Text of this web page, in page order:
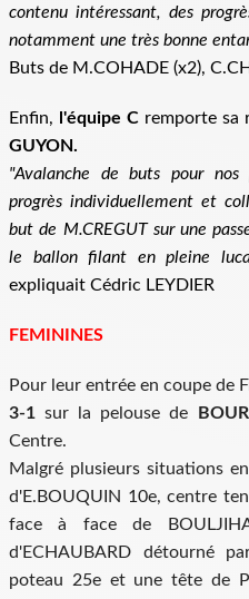
contenu intéressant, des
notamment une très bonne
Buts de M.COHADE (x2),
Enfin, l'équipe C remporte sa
GUYON.
"Avalanche de buts pour
progrès individuellement et
but de M.CREGUT sur une
le ballon filant en pleine
expliquait Cédric LEYDIER
FEMININES
Pour leur entrée en coupe de
3-1 sur la pelouse de
Centre.
Malgré plusieurs situations
d'E.BOUQUIN 10e, centre
face à face de
d'ECHAUBARD détourné
poteau 25e et une tête de